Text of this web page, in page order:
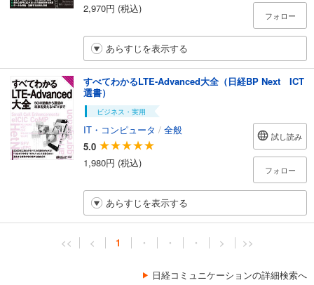
2,970円 (税込)
フォロー
あらすじを表示する
すべてわかるLTE-Advanced大全（日経BP Next ICT
選書）
ビジネス・実用
IT・コンピュータ / 全般
5.0
1,980円 (税込)
試し読み
フォロー
あらすじを表示する
<< < 1 ・ ・ ・ > >>
日経コミュニケーションの詳細検索へ